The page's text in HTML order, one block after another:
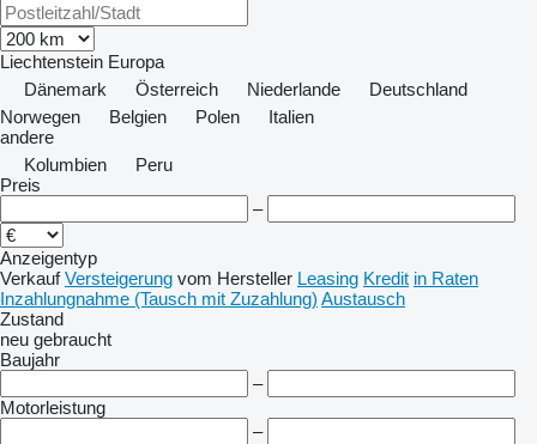
Liechtenstein Europa
Dänemark
Österreich Niederlande
Deutschland
Norwegen
Belgien Polen
Italien
andere
Kolumbien
Peru
Preis
–
Anzeigentyp
Verkauf Versteigerung vom Hersteller Leasing Kredit in Raten
Inzahlungnahme (Tausch mit Zuzahlung) Austausch
Zustand
neu gebraucht
Baujahr
–
Motorleistung
–